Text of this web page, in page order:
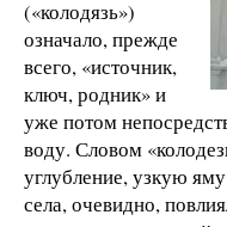
(«колодязь»)
означало, прежде
всего, «источник,
ключ, родник» и
уже потом
воду. Словом
углубление, узкую
села, очевидно,